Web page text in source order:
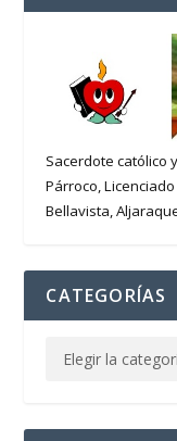
Sacerdote católico
Párroco,
Bellavista,
CATEGORÍAS